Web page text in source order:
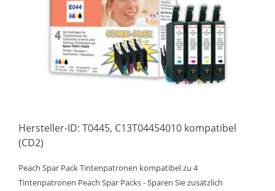
Hersteller-ID: T0445, C13T04454010 kompatibel
(CD2)
Peach Spar Pack Tintenpatronen kompatibel zu 4
Tintenpatronen Peach Spar Packs - Sparen Sie zusätzlich